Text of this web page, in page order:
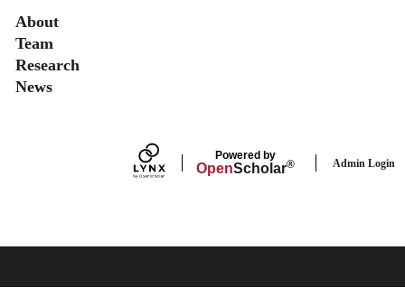
Secondary menu
About
Team
Research
News
Powered by
OpenScholar® Admin Login